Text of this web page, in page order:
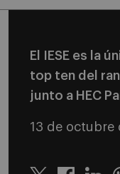
El IESE es la
top ten del
junto a HEC
13 de octubre